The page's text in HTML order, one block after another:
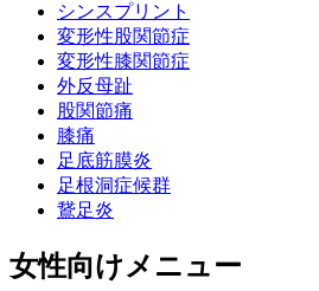
シンスプリント
変形性股関節症
変形性膝関節症
外反母趾
股関節痛
膝痛
足底筋膜炎
足根洞症候群
鵞足炎
女性向けメニュー